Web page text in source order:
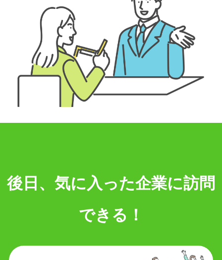
後日、気に入った企業に訪問
できる！